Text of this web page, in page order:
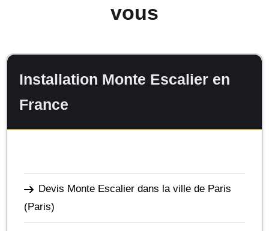
vous
Installation Monte Escalier en
France
Devis Monte Escalier dans la ville de Paris
(Paris)